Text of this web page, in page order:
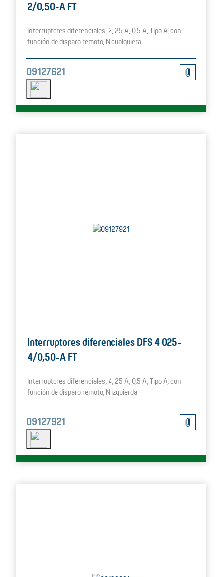
2/0,50-A FT
Interruptores diferenciales, 2, 25 A, 0,5 A, Tipo A, con
función de disparo remoto, N cualquiera
09127621
Interruptores diferenciales DFS 4 025-
4/0,50-A FT
Interruptores diferenciales, 4, 25 A, 0,5 A, Tipo A, con
función de disparo remoto, N izquierda
09127921